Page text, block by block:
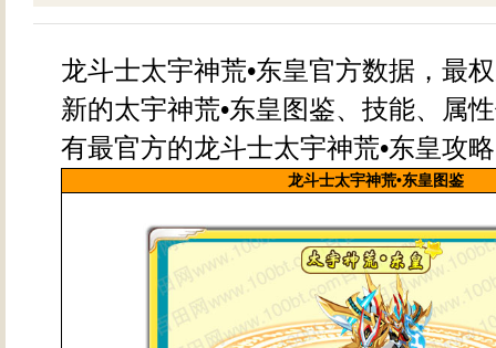
龙斗士太宇神荒•东皇官方数据，最
新的太宇神荒•东皇图鉴、技能、属
有最官方的龙斗士太宇神荒•东皇攻略
龙斗士太宇神荒•东皇图鉴